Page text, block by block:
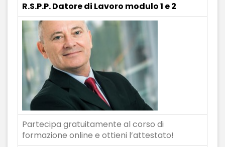
R.S.P.P. Datore di Lavoro modulo 1 e 2
Partecipa gratuitamente al corso di
formazione online e ottieni l’attestato!